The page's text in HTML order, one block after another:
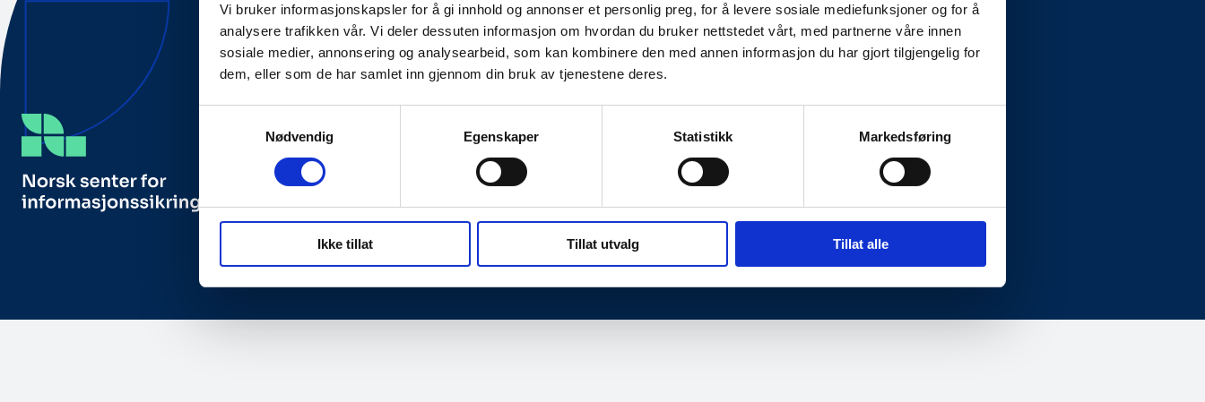
Vi bruker informasjonskapsler for å gi innhold og annonser et personlig preg, for å levere sosiale mediefunksjoner og for å
analysere trafikken vår. Vi deler dessuten informasjon om hvordan du bruker nettstedet vårt, med partnerne våre innen
sosiale medier, annonsering og analysearbeid, som kan kombinere den med annen informasjon du har gjort tilgjengelig for
dem, eller som de har samlet inn gjennom din bruk av tjenestene deres.
Nødvendig
Egenskaper Statistikk Markedsføring
Ikke tillat Tillat utvalg Tillat alle
Besøks- og postadresse
NorSIS, Studievegen 2,
Fakturainformasjon
Org.nr: 995 195 003